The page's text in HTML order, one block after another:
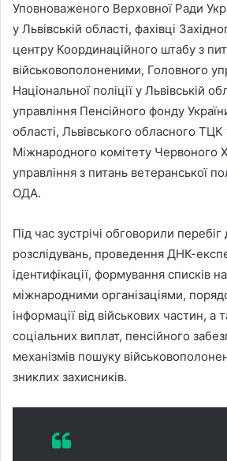
Уповноваженого Верховної Ради
у Львівській області, фахівці
центру Координаційного штабу з
військовополоненими, Головного
Національної поліції у Львівській
управління Пенсійного фонду
області, Львівського обласного
Міжнародного комітету Червоного
управління з питань ветеранської
ОДА.
Під час зустрічі обговорили
розслідувань, проведення ДНК-
ідентифікації, формування списків
міжнародними організаціями,
інформації від військових частин, а
соціальних виплат, пенсійного
механізмів пошуку
зниклих захисників.